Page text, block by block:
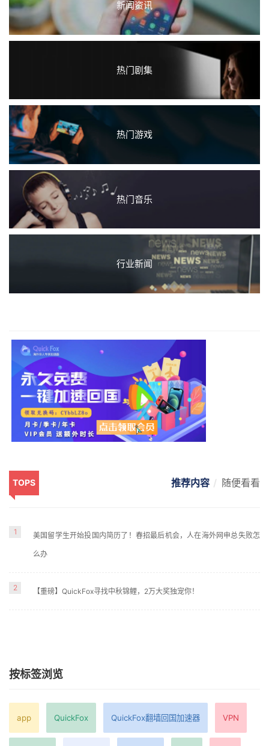
新闻资讯
热门剧集
热门游戏
热门音乐
行业新闻
TOPS 推荐内容 随便看看
1 美国留学生开始投国内简历了！春招最后机会，人在海外网申总失败怎
么办
2 【重磅】QuickFox寻找中秋锦鲤，2万大奖独宠你！
按标签浏览
app QuickFox QuickFox翻墙回国加速器 VPN